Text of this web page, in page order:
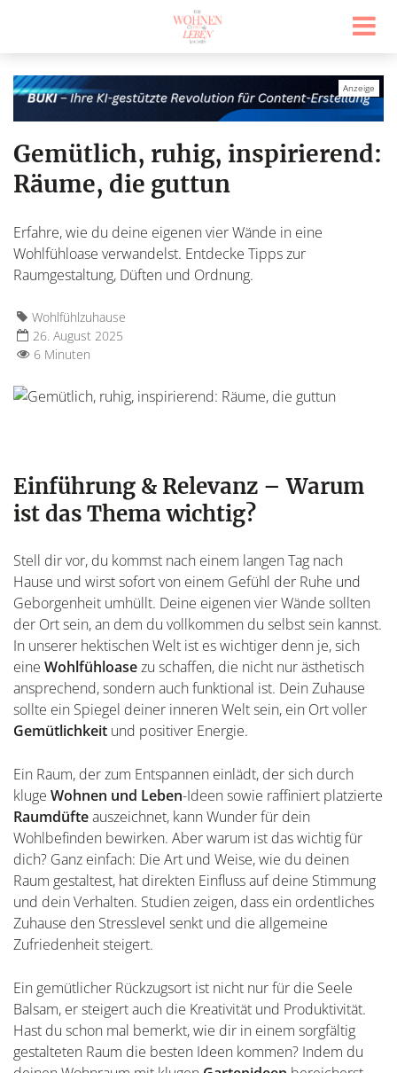
Gemütlich, ruhig, inspirierend:
Räume, die guttun
Erfahre, wie du deine eigenen vier Wände in eine
Wohlfühloase verwandelst. Entdecke Tipps zur
Raumgestaltung, Düften und Ordnung.
Wohlfühlzuhause
26. August 2025
6 Minuten
Einführung & Relevanz – Warum
ist das Thema wichtig?
Stell dir vor, du kommst nach einem langen Tag nach
Hause und wirst sofort von einem Gefühl der Ruhe und
Geborgenheit umhüllt. Deine eigenen vier Wände sollten
der Ort sein, an dem du vollkommen du selbst sein kannst.
In unserer hektischen Welt ist es wichtiger denn je, sich
eine Wohlfühloasezu schaffen, die nicht nur ästhetisch
ansprechend, sondern auch funktional ist. Dein Zuhause
sollte ein Spiegel deiner inneren Welt sein, ein Ort voller
Gemütlichkeit und positiver Energie.
Ein Raum, der zum Entspannen einlädt, der sich durch
kluge Wohnen und Leben-Ideen sowie raffiniert platzierte
Raumdüfteauszeichnet, kann Wunder für dein
Wohlbefinden bewirken. Aber warum ist das wichtig für
dich? Ganz einfach: Die Art und Weise, wie du deinen
Raum gestaltest, hat direkten Einfluss auf deine Stimmung
und dein Verhalten. Studien zeigen, dass ein ordentliches
Zuhause den Stresslevel senkt und die allgemeine
Zufriedenheit steigert.
Ein gemütlicher Rückzugsort ist nicht nur für die Seele
Balsam, er steigert auch die Kreativität und Produktivität.
Hast du schon mal bemerkt, wie dir in einem sorgfältig
gestalteten Raum die besten Ideen kommen? Indem du